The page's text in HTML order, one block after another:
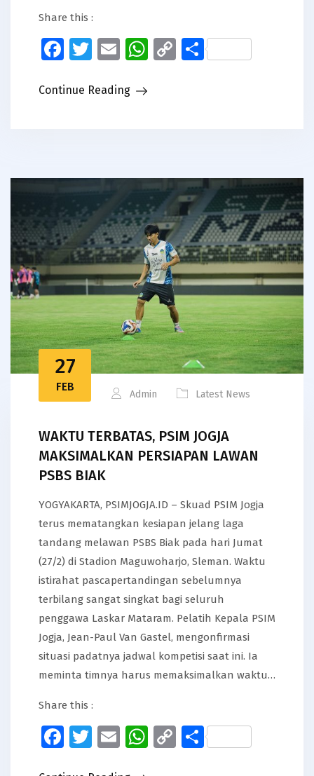
Share this :
Facebook
Twitter
EmailWhatsApp
CopyShare
Continue Reading
27
FEB
Admin Latest News
WAKTU TERBATAS, PSIM JOGJA
MAKSIMALKAN PERSIAPAN LAWAN
PSBS BIAK
YOGYAKARTA, PSIMJOGJA.ID – Skuad PSIM Jogja
terus mematangkan kesiapan jelang laga
tandang melawan PSBS Biak pada hari Jumat
(27/2) di Stadion Maguwoharjo, Sleman. Waktu
istirahat pascapertandingan sebelumnya
terbilang sangat singkat bagi seluruh
penggawa Laskar Mataram. Pelatih Kepala PSIM
Jogja, Jean-Paul Van Gastel, mengonfirmasi
situasi padatnya jadwal kompetisi saat ini. Ia
meminta timnya harus memaksimalkan waktu…
Share this :
Facebook
Twitter
EmailWhatsApp
CopyShare